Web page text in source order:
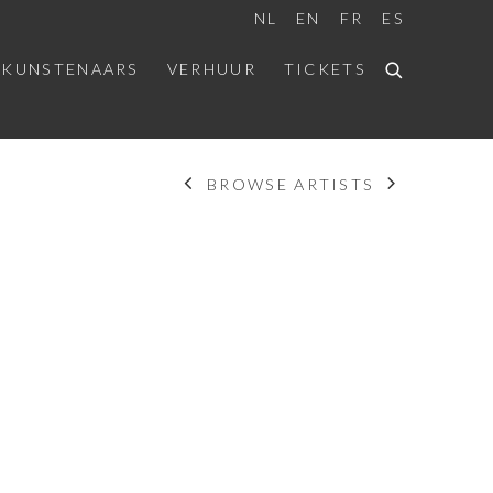
VERHUUR TICKETS
NL EN FR ES
BROWSE ARTISTS